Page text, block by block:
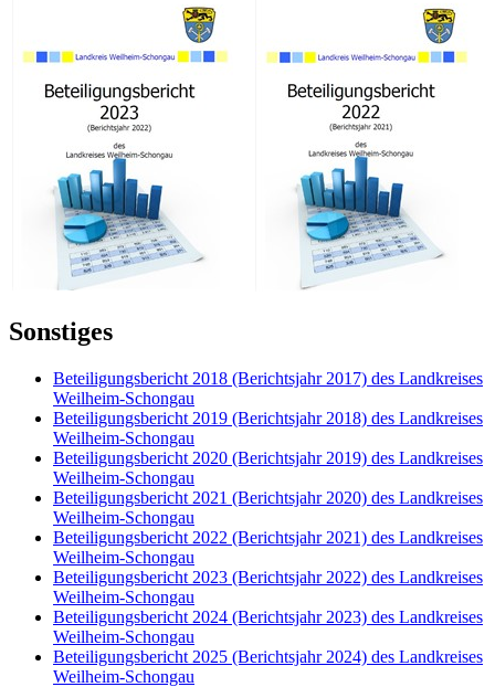
Sonstiges
Beteiligungsbericht 2018 (Berichtsjahr 2017) des Landkreises
Weilheim-Schongau
Beteiligungsbericht 2019 (Berichtsjahr 2018) des Landkreises
Weilheim-Schongau
Beteiligungsbericht 2020 (Berichtsjahr 2019) des Landkreises
Weilheim-Schongau
Beteiligungsbericht 2021 (Berichtsjahr 2020) des Landkreises
Weilheim-Schongau
Beteiligungsbericht 2022 (Berichtsjahr 2021) des Landkreises
Weilheim-Schongau
Beteiligungsbericht 2023 (Berichtsjahr 2022) des Landkreises
Weilheim-Schongau
Beteiligungsbericht 2024 (Berichtsjahr 2023) des Landkreises
Weilheim-Schongau
Beteiligungsbericht 2025 (Berichtsjahr 2024) des Landkreises
Weilheim-Schongau